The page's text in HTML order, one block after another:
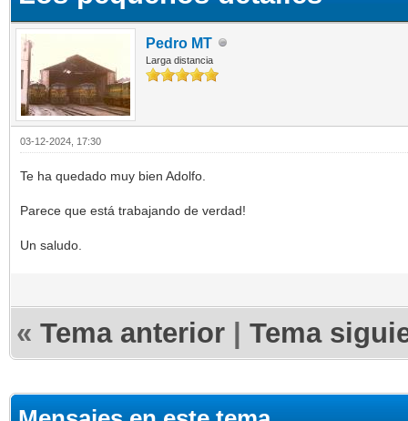
Pedro MT
Larga distancia
03-12-2024, 17:30
Te ha quedado muy bien Adolfo.
Parece que está trabajando de verdad!
Un saludo.
« Tema anterior | Tema